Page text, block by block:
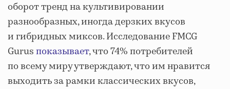
оборот тренд на культивировании
разнообразных, иногда дерзких вкусов
и гибридных миксов. Исследование FMCG
Gurusпоказывает, что 74% потребителей
по всему миру утверждают, что им нравится
выходить за рамки классических вкусов,